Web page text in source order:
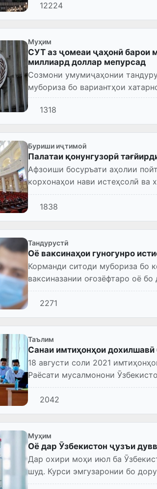
12224
Муҳим
СУТ аз ҷомеаи ҷаҳонӣ барои
миллиард доллар мепурсад
Созмони умумиҷаҳонии
мубориза бо вариантҳои
"делта" 7,7 миллиард...
1318
Буриши иҷтимоӣ
Палатаи қонунгузорӣ
Афзоиши босуръати аҳолии
корхонаҳои нави истеҳсолӣ ва
фароғатии шаҳрро тақозо
1838
Тандурустӣ
Оё ваксинаҳои гуногунро
Корманди ситоди мубориза бо
ваксиназании оғозёфтаро оё
2271
Таълим
Санаи имтиҳонҳои
18 августи соли 2021
Раёсати мусалмонони
хабар доданд.
2042
Муҳим
Оё дар Ӯзбекистон ҷузъи
Дар охири моҳи июл ба
шуд. Курси эмгузаронии бо
фосила эм к...